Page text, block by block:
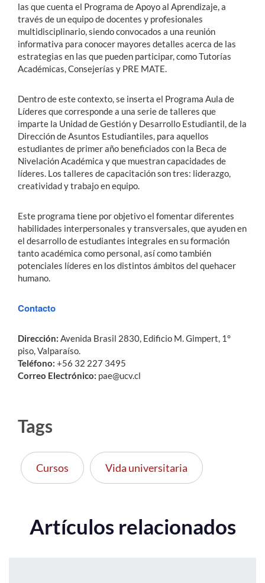
las que cuenta el Programa de Apoyo al Aprendizaje, a
través de un equipo de docentes y profesionales
multidisciplinario, siendo convocados a una reunión
informativa para conocer mayores detalles acerca de las
estrategias en las que pueden participar, como Tutorías
Académicas, Consejerías y PRE MATE.
Dentro de este contexto, se inserta el Programa Aula de
Líderes que corresponde a una serie de talleres que
imparte la Unidad de Gestión y Desarrollo Estudiantil, de la
Dirección de Asuntos Estudiantiles, para aquellos
estudiantes de primer año beneficiados con la Beca de
Nivelación Académica y que muestran capacidades de
líderes. Los talleres de capacitación son tres: liderazgo,
creatividad y trabajo en equipo.
Este programa tiene por objetivo el fomentar diferentes
habilidades interpersonales y transversales, que ayuden en
el desarrollo de estudiantes integrales en su formación
tanto académica como personal, así como también
potenciales líderes en los distintos ámbitos del quehacer
humano.
Contacto
Dirección: Avenida Brasil 2830, Edificio M. Gimpert, 1°
piso, Valparaíso.
Teléfono: +56 32 227 3495
Correo Electrónico: pae@ucv.cl
Tags
Cursos Vida universitaria
Artículos relacionados